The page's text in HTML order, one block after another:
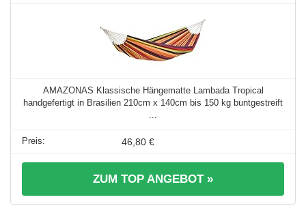
AMAZONAS Klassische Hängematte Lambada Tropical
handgefertigt in Brasilien 210cm x 140cm bis 150 kg buntgestreift
46,80 €
ZUM TOP ANGEBOT »